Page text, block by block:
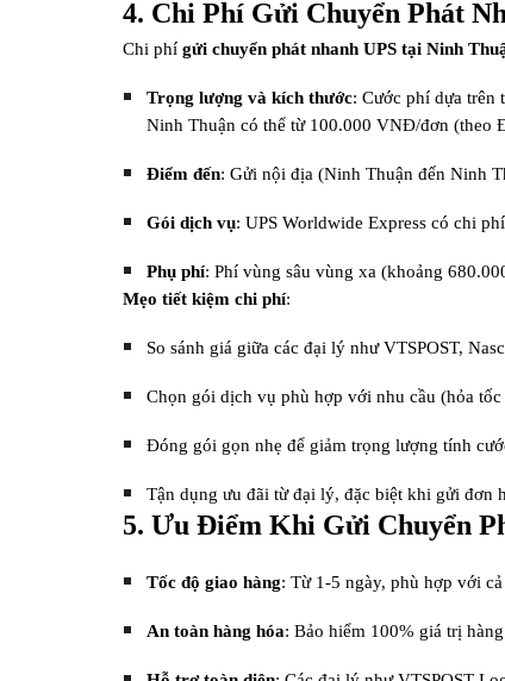
4. Chi Phí Gửi Chuyển Phát
Chi phí gửi chuyển phát nhanh UPS tại Ninh
Trọng lượng và kích thước: Cước phí dựa trên
Ninh Thuận có thể từ 100.000 VNĐ/đơn (theo
Điểm đến: Gửi nội địa (Ninh Thuận đến Ninh
Gói dịch vụ: UPS Worldwide Express có chi
Phụ phí: Phí vùng sâu vùng xa (khoảng
Mẹo tiết kiệm chi phí:
So sánh giá giữa các đại lý như VTSPOST,
Chọn gói dịch vụ phù hợp với nhu cầu (hỏa
Đóng gói gọn nhẹ để giảm trọng lượng tính
Tận dụng ưu đãi từ đại lý, đặc biệt khi gửi đơn
5. Ưu Điểm Khi Gửi Chuyển
Tốc độ giao hàng: Từ 1-5 ngày, phù hợp với
An toàn hàng hóa: Bảo hiểm 100% giá trị